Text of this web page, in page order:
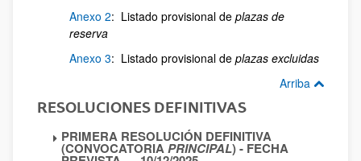
Anexo 2: Listado provisional de plazas de
reserva
Anexo 3: Listado provisional de plazas excluidas
Arriba
RESOLUCIONES DEFINITIVAS
PRIMERA RESOLUCIÓN DEFINITIVA
(CONVOCATORIAPRINCIPAL) - FECHA